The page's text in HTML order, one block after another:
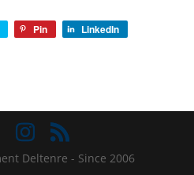
Pin LinkedIn
Deltenre - Since 2006